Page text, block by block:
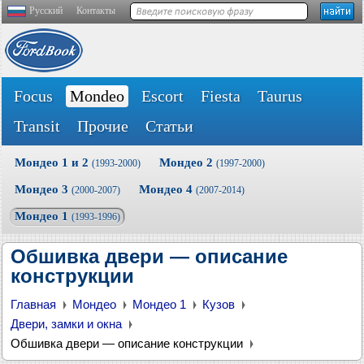
Русский Контакты
Focus Mondeo Escort Fiesta
Taurus
Transit
Прочие Статьи
Мондео 1 и 2 (1993-2000) Мондео 2 (1997-2000)
Мондео 3 (2000-2007) Мондео 4 (2007-2014)
Мондео 1 (1993-1996)
Обшивка двери — описание
конструкции
Главная Мондео Мондео 1
Кузов
Двери, замки и окна
Обшивка двери — описание конструкции